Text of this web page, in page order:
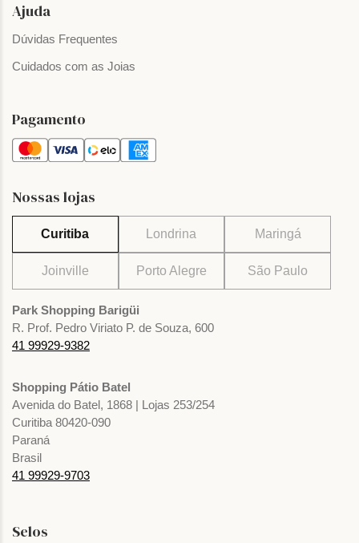
Ajuda
Dúvidas Frequentes
Cuidados com as Joias
Pagamento
Nossas lojas
Curitiba Londrina Maringá
Joinville Porto Alegre São Paulo
Park Shopping Barigüi
R. Prof. Pedro Viriato P. de Souza, 600
41 99929-9382
Shopping Pátio Batel
Avenida do Batel, 1868 | Lojas 253/254
Curitiba 80420-090
Paraná
Brasil
41 99929-9703
Selos